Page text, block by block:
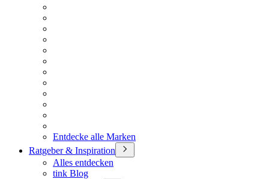
Entdecke alle Marken
Ratgeber & Inspiration
Alles entdecken
tink Blog